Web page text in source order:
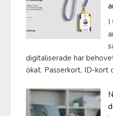
I
digitaliserade har
ökat. Passerkort, ID-kort